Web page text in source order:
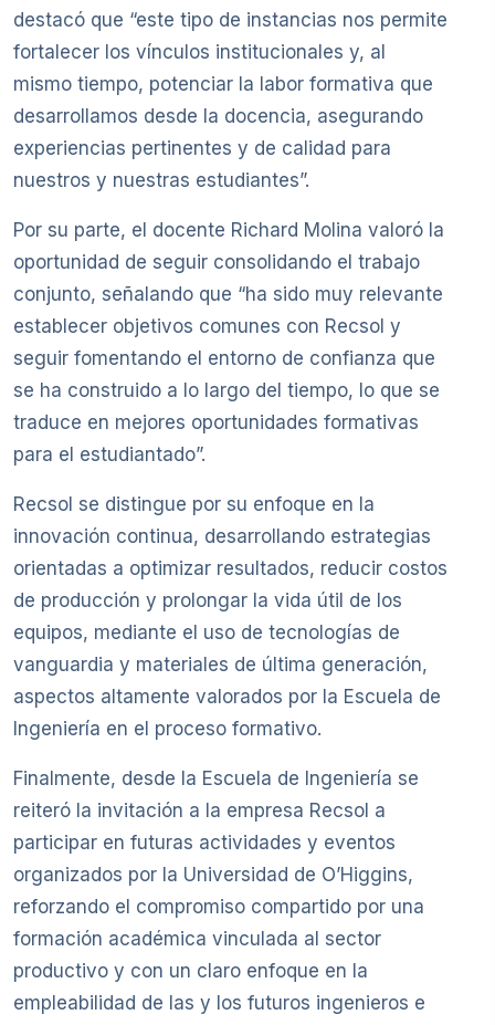
destacó que “este tipo de instancias nos permite
fortalecer los vínculos institucionales y, al
mismo tiempo, potenciar la labor formativa que
desarrollamos desde la docencia, asegurando
experiencias pertinentes y de calidad para
nuestros y nuestras estudiantes”.
Por su parte, el docente Richard Molina valoró la
oportunidad de seguir consolidando el trabajo
conjunto, señalando que “ha sido muy relevante
establecer objetivos comunes con Recsol y
seguir fomentando el entorno de confianza que
se ha construido a lo largo del tiempo, lo que se
traduce en mejores oportunidades formativas
para el estudiantado”.
Recsol se distingue por su enfoque en la
innovación continua, desarrollando estrategias
orientadas a optimizar resultados, reducir costos
de producción y prolongar la vida útil de los
equipos, mediante el uso de tecnologías de
vanguardia y materiales de última generación,
aspectos altamente valorados por la Escuela de
Ingeniería en el proceso formativo.
Finalmente, desde la Escuela de Ingeniería se
reiteró la invitación a la empresa Recsol a
participar en futuras actividades y eventos
organizados por la Universidad de O’Higgins,
reforzando el compromiso compartido por una
formación académica vinculada al sector
productivo y con un claro enfoque en la
empleabilidad de las y los futuros ingenieros e